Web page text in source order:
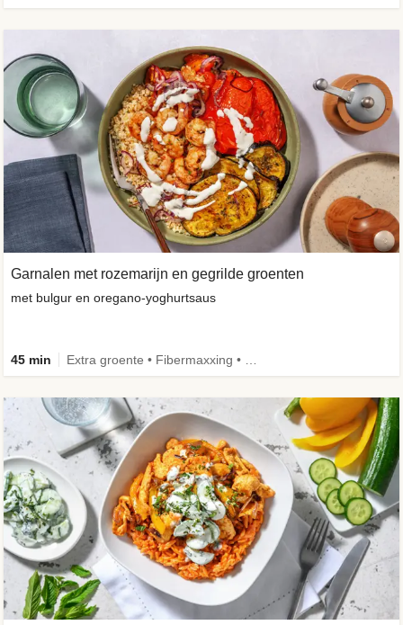
Garnalen met rozemarijn en gegrilde groenten
met bulgur en oregano-yoghurtsaus
45 min